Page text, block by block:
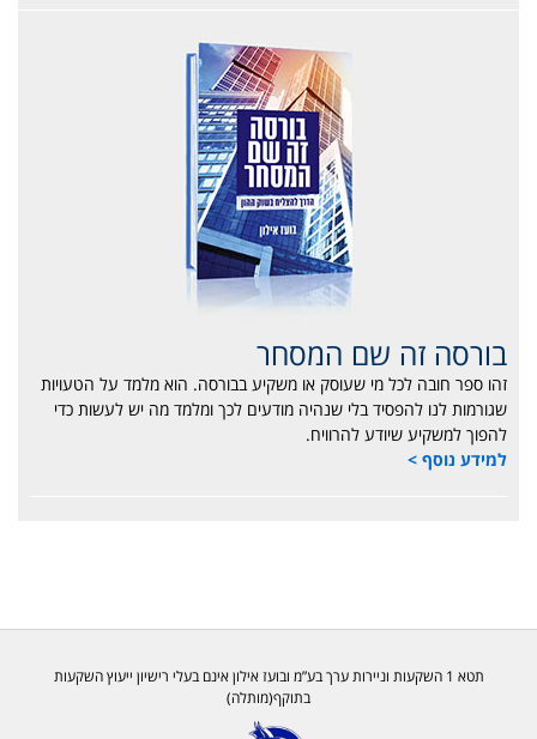
בורסה זה שם המסחר
זהו ספר חובה לכל מי שעוסק או משקיע בבורסה. הוא מלמד על הטעויות
שגורמות לנו להפסיד בלי שנהיה מודעים לכך ומלמד מה יש לעשות כדי
להפוך למשקיע שיודע להרוויח.
למידע נוסף >
תטא 1 השקעות וניירות ערך בע”מ ובועז אילון אינם בעלי רישיון ייעוץ השקעות
בתוקף(מותלה)